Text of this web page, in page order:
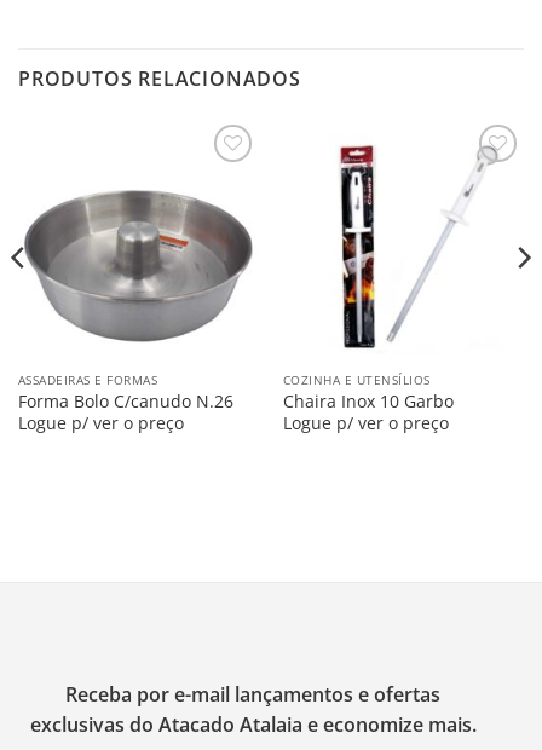
PRODUTOS RELACIONADOS
Lista
ASSADEIRAS E FORMAS
Forma Bolo C/canudo N.26
Logue p/ ver o preço
Salvar
COZINHA E UTENSÍLIOS
Chaira Inox 10 Garbo
Logue p/ ver o preço
Receba por e-mail lançamentos e ofertas
exclusivas do Atacado Atalaia e economize mais.